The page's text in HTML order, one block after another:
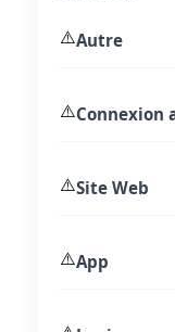
⚠️Autre
⚠️Connexion
⚠️Site Web
⚠️App